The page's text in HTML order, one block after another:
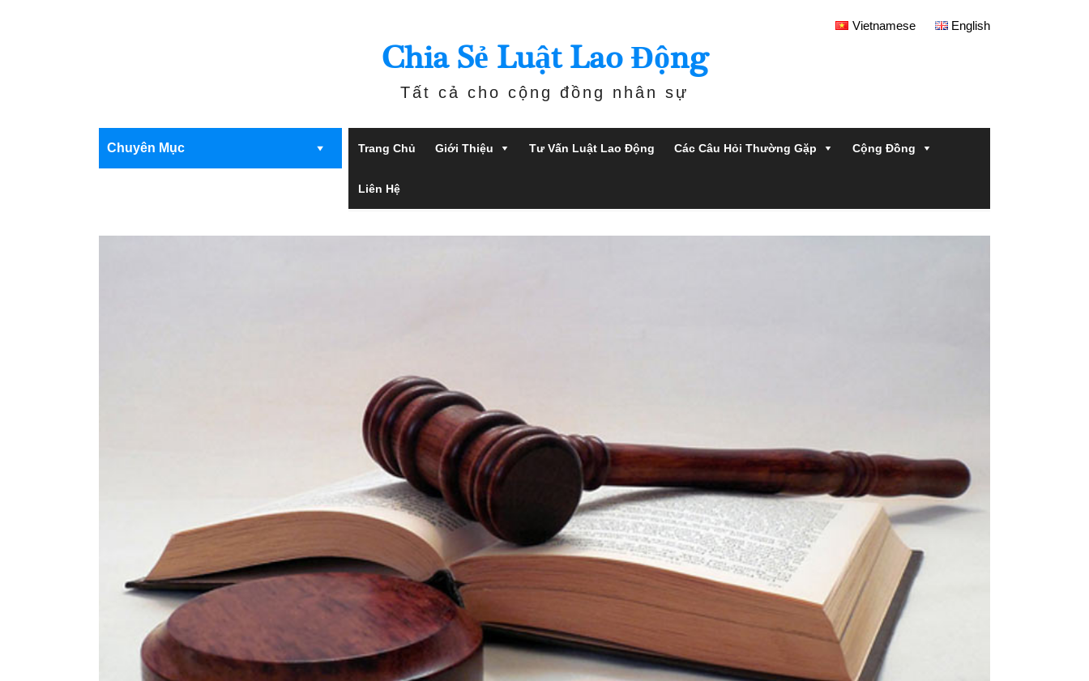
Vietnamese English
Chia Sẻ Luật Lao Động
Tất cả cho cộng đồng nhân sự
Chuyên Mục Trang Chủ Giới Thiệu Tư Vấn Luật Lao Động Các Câu Hỏi Thường Gặp Cộng Đồng
Liên Hệ